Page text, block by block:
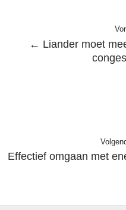
← Liander moet
Effectief omgaan met